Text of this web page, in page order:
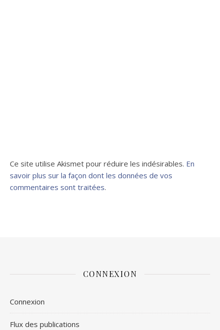
Ce site utilise Akismet pour réduire les indésirables. En
savoir plus sur la façon dont les données de vos
commentaires sont traitées.
CONNEXION
Connexion
Flux des publications